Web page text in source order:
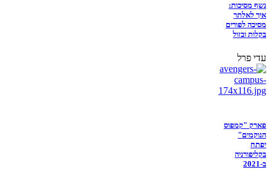
נשף מסיכות:
איך לאלתר
מסיכה לפורים
בקלות ובזול
עדי פרל
פארק "קמפוס
הנוקמים"
יפתח
בקליפורניה
ב-2021